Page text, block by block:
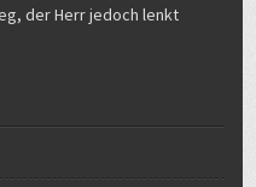
der Herr jedoch lenkt